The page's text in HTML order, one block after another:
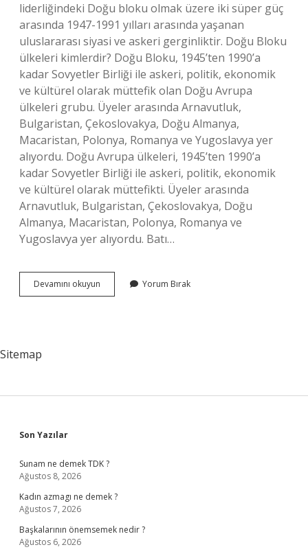
liderliğindeki Doğu bloku olmak üzere iki süper güç
arasında 1947-1991 yılları arasında yaşanan
uluslararası siyasi ve askeri gerginliktir. Doğu Bloku
ülkeleri kimlerdir? Doğu Bloku, 1945’ten 1990’a
kadar Sovyetler Birliği ile askeri, politik, ekonomik
ve kültürel olarak müttefik olan Doğu Avrupa
ülkeleri grubu. Üyeler arasında Arnavutluk,
Bulgaristan, Çekoslovakya, Doğu Almanya,
Macaristan, Polonya, Romanya ve Yugoslavya yer
alıyordu. Doğu Avrupa ülkeleri, 1945’ten 1990’a
kadar Sovyetler Birliği ile askeri, politik, ekonomik
ve kültürel olarak müttefikti. Üyeler arasında
Arnavutluk, Bulgaristan, Çekoslovakya, Doğu
Almanya, Macaristan, Polonya, Romanya ve
Yugoslavya yer alıyordu. Batı…
Devamını okuyun Comecon
Hangi
Yorum Bırak
Sitemap
Sidebar
Son Yazılar
Sunam ne demek TDK ?
Ağustos 8, 2026
Kadın azmagı ne demek ?
Ağustos 7, 2026
Başkalarının önemsemek nedir ?
Ağustos 6, 2026